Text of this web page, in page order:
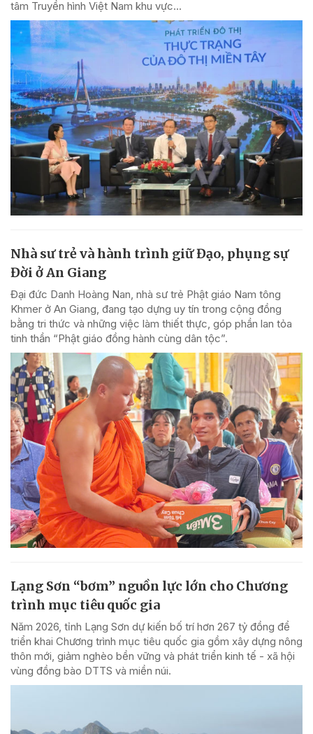
tâm Truyền hình Việt Nam khu vực...
Nhà sư trẻ và hành trình giữ Đạo, phụng sự
Đời ở An Giang
Đại đức Danh Hoàng Nan, nhà sư trẻ Phật giáo Nam tông
Khmer ở An Giang, đang tạo dựng uy tín trong cộng đồng
bằng tri thức và những việc làm thiết thực, góp phần lan tỏa
tinh thần “Phật giáo đồng hành cùng dân tộc”.
Lạng Sơn “bơm” nguồn lực lớn cho Chương
trình mục tiêu quốc gia
Năm 2026, tỉnh Lạng Sơn dự kiến bố trí hơn 267 tỷ đồng để
triển khai Chương trình mục tiêu quốc gia gồm xây dựng nông
thôn mới, giảm nghèo bền vững và phát triển kinh tế - xã hội
vùng đồng bào DTTS và miền núi.